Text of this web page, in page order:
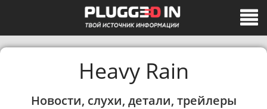
Heavy Rain
Новости, слухи, детали, трейлеры